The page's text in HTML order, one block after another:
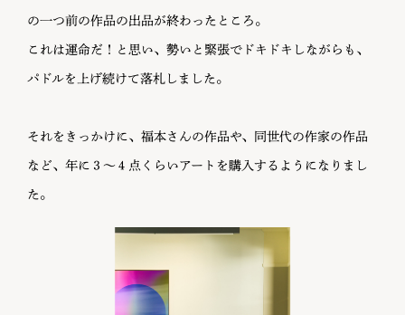
の一つ前の作品の出品が終わったところ。
これは運命だ！と思い、勢いと緊張でドキドキしながらも、
パドルを上げ続けて落札しました。
それをきっかけに、福本さんの作品や、同世代の作家の作品
など、年に３〜４点くらいアートを購入するようになりまし
た。